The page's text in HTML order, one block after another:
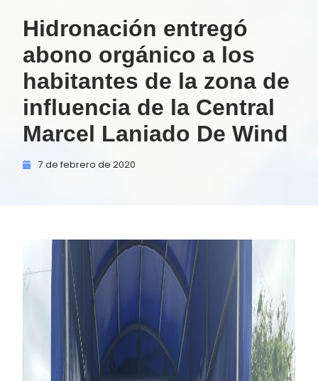
Hidronación entregó
abono orgánico a los
habitantes de la zona de
influencia de la Central
Marcel Laniado De Wind
7 de febrero de 2020